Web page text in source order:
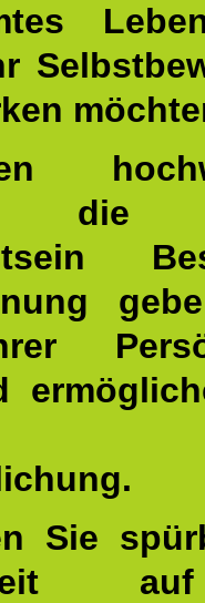
die
Sie